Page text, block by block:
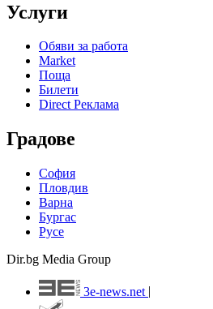
Услуги
Обяви за работа
Market
Поща
Билети
Direct Реклама
Градове
София
Пловдив
Варна
Бургас
Русе
Dir.bg Media Group
3e-news.net